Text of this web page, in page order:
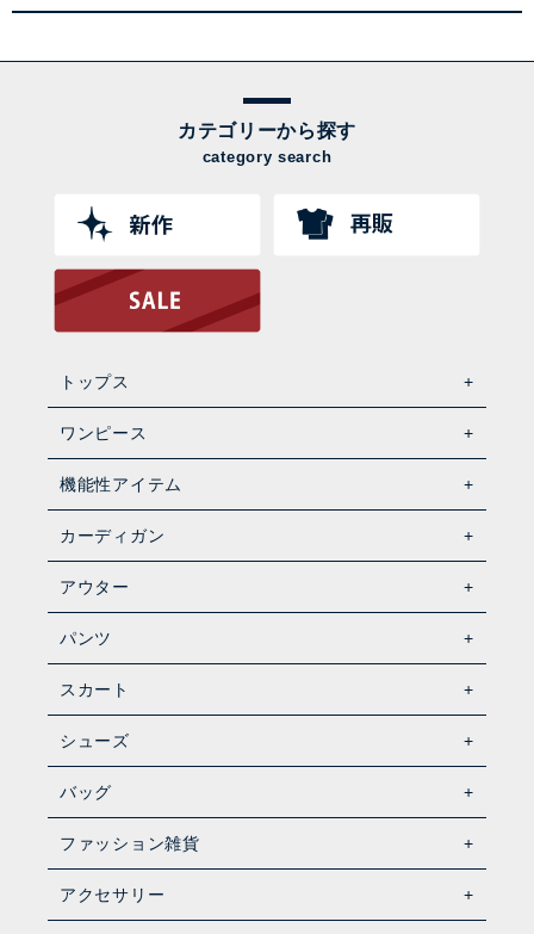
カテゴリーから探す
category search
トップス
ワンピース
機能性アイテム
カーディガン
アウター
パンツ
スカート
シューズ
バッグ
ファッション雑貨
アクセサリー